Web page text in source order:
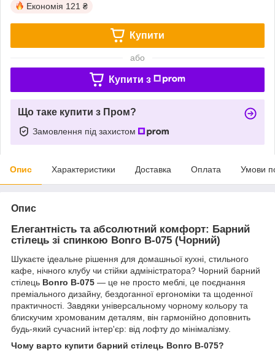
Економія 121 ₴
Купити
або
Купити з
Що таке купити з Пром?
Замовлення під захистом
Опис Характеристики Доставка Оплата Умови
Опис
Елегантність та абсолютний комфорт: Барний
стілець зі спинкою Bonro B-075 (Чорний)
Шукаєте ідеальне рішення для домашньої кухні, стильного
кафе, нічного клубу чи стійки адміністратора? Чорний барний
стілець Bonro B-075 — це не просто меблі, це поєднання
преміального дизайну, бездоганної ергономіки та щоденної
практичності. Завдяки універсальному чорному кольору та
блискучим хромованим деталям, він гармонійно доповнить
будь-який сучасний інтер'єр: від лофту до мінімалізму.
Чому варто купити барний стілець Bonro B-075?